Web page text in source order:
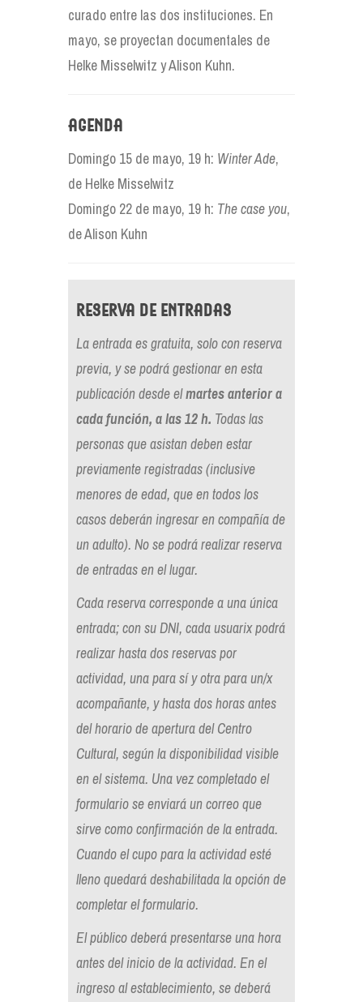
curado entre las dos instituciones. En
mayo, se proyectan documentales de
Helke Misselwitz y Alison Kuhn.
Agenda
Domingo 15 de mayo, 19 h: Winter Ade,
de Helke Misselwitz
Domingo 22 de mayo, 19 h: The case you,
de Alison Kuhn
Reserva de entradas
La entrada es gratuita, solo con reserva
previa, y se podrá gestionar en esta
publicación desde elmartes anterior a
cada función, a las 12 h. Todas las
personas que asistan deben estar
previamente registradas (inclusive
menores de edad, que en todos los
casos deberán ingresar en compañía de
un adulto). No se podrá realizar reserva
de entradas en el lugar.
Cada reserva corresponde a una única
entrada; con su DNI, cada usuarix podrá
realizar hasta dos reservas por
actividad, una para sí y otra para un/x
acompañante, y hasta dos horas antes
del horario de apertura del Centro
Cultural, según la disponibilidad visible
en el sistema. Una vez completado el
formulario se enviará un correo que
sirve como confirmación de la entrada.
Cuando el cupo para la actividad esté
lleno quedará deshabilitada la opción de
completar el formulario.
El público deberá presentarse una hora
antes del inicio de la actividad. En el
ingreso al establecimiento, se deberá